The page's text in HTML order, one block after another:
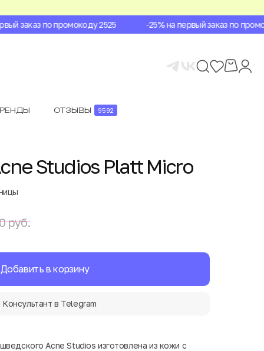
заказ по промокоду 2525 -25% на первый заказ по
ОТЗЫВЫ 9592
Studios Platt Micro
руб.
Добавить в корзину
Консультант в Telegram
Acne Studios изготовлена из кожи с